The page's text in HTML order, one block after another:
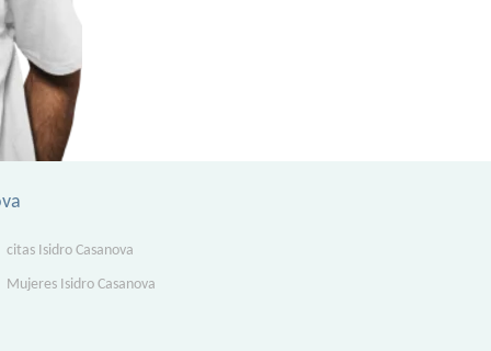
citas Isidro Casanova
Mujeres Isidro Casanova